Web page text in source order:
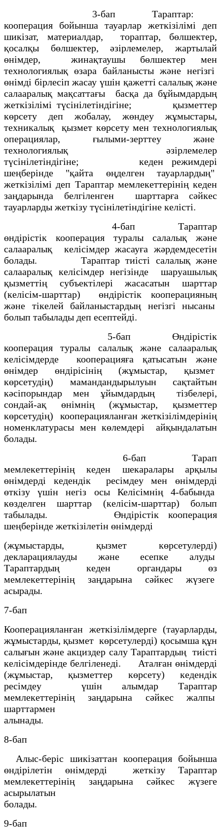
3-бап Тараптар:
кооперация бойынша тауарлар жеткізілімі деп
шикізат, материалдар, тораптар, бөлшектер,
қосалқы бөлшектер, әзірлемелер, жартылай
өнімдер, жинақтаушы бөлшектер мен
технологиялық өзара байланысты және негізгі
өнімді бірлесіп жасау үшін қажетті салалық және
салааралық мақсаттағы басқа да бұйымдардың
жеткізілімі түсінілетіндігіне; қызметтер
көрсету деп жобалау, жөндеу жұмыстары,
техникалық қызмет көрсету мен технологиялық
операциялар, ғылыми-зерттеу және
технологиялық әзірлемелер
түсінілетіндігіне; кеден режимдері
шеңберінде "қайта өңделген тауарлардың"
жеткізілімі деп Тараптар мемлекеттерінің кеден
заңдарында белгіленген шарттарға сәйкес
тауарларды жеткізу түсінілетіндігіне келісті.
4-бап Тараптар
өндірістік кооперация туралы салалық және
салааралық келісімдер жасауға жәрдемдесетін
болады. Тараптар тиісті салалық және
салааралық келісімдер негізінде шаруашылық
қызметтің субъектілері жасасатын шарттар
(келісім-шарттар) өндірістік кооперацияның
және тікелей байланыстардың негізгі нысаны
болып табылады деп есептейді.
5-бап Өндірістік
кооперация туралы салалық және салааралық
келісімдерде кооперацияға қатысатын және
өнімдер өндірісінің (жұмыстар, қызмет
көрсетудің) мамандандырылуын сақтайтын
кәсіпорындар мен ұйымдардың тізбелері,
сондай-ақ өнімнің (жұмыстар, қызметтер
көрсетудің) кооперацияланған жеткізілімдерінің
номенклатурасы мен көлемдері айқындалатын
болады.
6-бап Тарап
мемлекеттерінің кеден шекаралары арқылы
өнімдерді кедендік ресімдеу мен өнімдерді
өткізу үшін негіз осы Келісімнің 4-бабында
көзделген шарттар (келісім-шарттар) болып
табылады. Өндірістік кооперация
шеңберінде жеткізілетін өнімдерді
(жұмыстарды, қызмет көрсетулерді)
декларациялауды және есепке алуды
Тараптардың кеден органдары өз
мемлекеттерінің заңдарына сәйкес жүзеге
асырады.
7-бап
Кооперацияланған жеткізілімдерге (тауарларды,
жұмыстарды, қызмет көрсетулерді) қосымша құн
салығын және акциздер салу Тараптардың тиісті
келісімдерінде белгіленеді. Аталған өнімдерді
(жұмыстар, қызметтер көрсету) кедендік
ресімдеу үшін алымдар Тараптар
мемлекеттерінің заңдарына сәйкес жалпы
шарттармен
алынады.
8-бап
Алыс-беріс шикізаттан кооперация бойынша
өндірілетін өнімдерді жеткізу Тараптар
мемлекеттерінің заңдарына сәйкес жүзеге
асырылатын
болады.
9-бап